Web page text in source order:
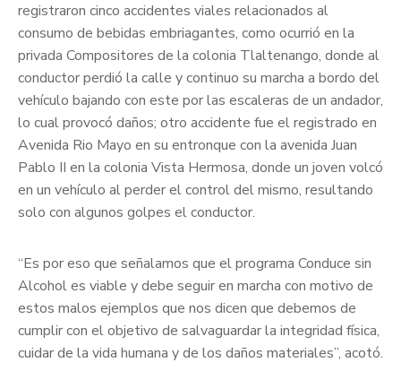
registraron cinco accidentes viales relacionados al
consumo de bebidas embriagantes, como ocurrió en la
privada Compositores de la colonia Tlaltenango, donde al
conductor perdió la calle y continuo su marcha a bordo del
vehículo bajando con este por las escaleras de un andador,
lo cual provocó daños; otro accidente fue el registrado en
Avenida Rio Mayo en su entronque con la avenida Juan
Pablo II en la colonia Vista Hermosa, donde un joven volcó
en un vehículo al perder el control del mismo, resultando
solo con algunos golpes el conductor.
“Es por eso que señalamos que el programa Conduce sin
Alcohol es viable y debe seguir en marcha con motivo de
estos malos ejemplos que nos dicen que debemos de
cumplir con el objetivo de salvaguardar la integridad física,
cuidar de la vida humana y de los daños materiales”, acotó.